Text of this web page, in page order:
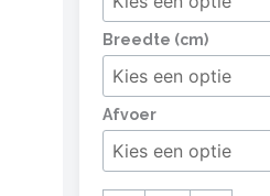
Breedte (cm)
Afvoer
pakket
aantal